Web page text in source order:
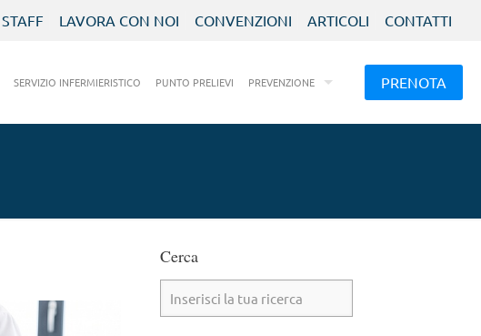
LAVORA CON NOI CONVENZIONI ARTICOLI CONTATTI
SERVIZIO INFERMIERISTICO PUNTO PRELIEVI PREVENZIONE PRENOTA
Cerca